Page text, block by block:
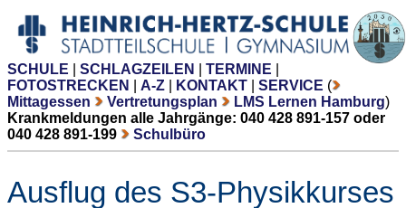
SCHULE SCHLAGZEILEN TERMINE
FOTOSTRECKEN
A-Z KONTAKT SERVICE (
Mittagessen
Vertretungsplan LMS Lernen Hamburg)
Krankmeldungen alle Jahrgänge: 040 428 891-157 oder
040 428 891-199
Schulbüro
Ausflug des S3-Physikkurses